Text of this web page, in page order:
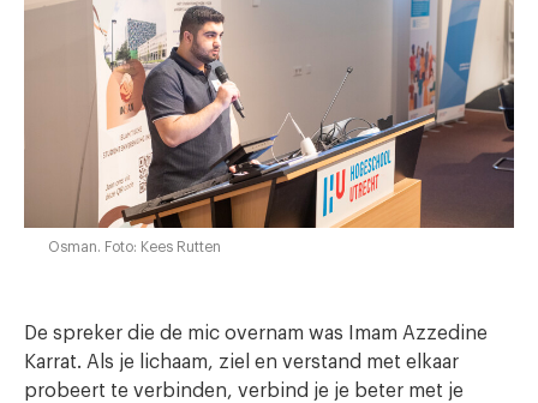
Osman. Foto: Kees Rutten
De spreker die de mic overnam was Imam Azzedine
Karrat. Als je lichaam, ziel en verstand met elkaar
probeert te verbinden, verbind je je beter met je